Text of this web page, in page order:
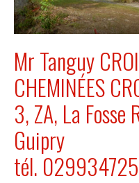
Mr Tanguy
CHEMINÉES
3, ZA, La
Guipry
tél.